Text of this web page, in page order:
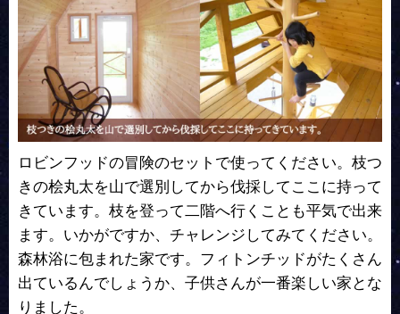
ロビンフッドの冒険のセットで使ってください。枝つ
きの桧丸太を山で選別してから伐採してここに持って
きています。枝を登って二階へ行くことも平気で出来
ます。いかがですか、チャレンジしてみてください。
森林浴に包まれた家です。フィトンチッドがたくさん
出ているんでしょうか、子供さんが一番楽しい家とな
りました。